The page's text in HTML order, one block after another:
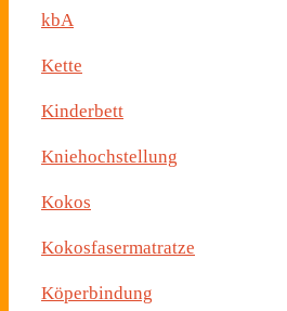
kbA
Kette
Kinderbett
Kniehochstellung
Kokos
Kokosfasermatratze
Köperbindung